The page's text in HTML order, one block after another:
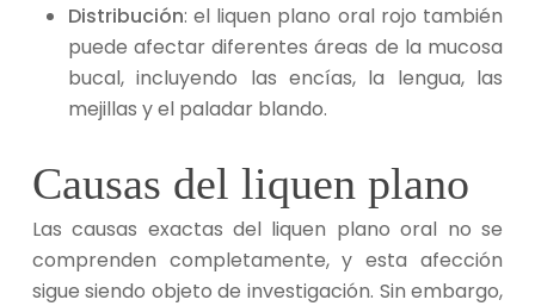
Distribución: el liquen plano oral rojo también
puede afectar diferentes áreas de la mucosa
bucal, incluyendo las encías, la lengua, las
mejillas y el paladar blando.
Causas del liquen plano
Las causas exactas del liquen plano oral no se
comprenden completamente, y esta afección
sigue siendo objeto de investigación. Sin embargo,